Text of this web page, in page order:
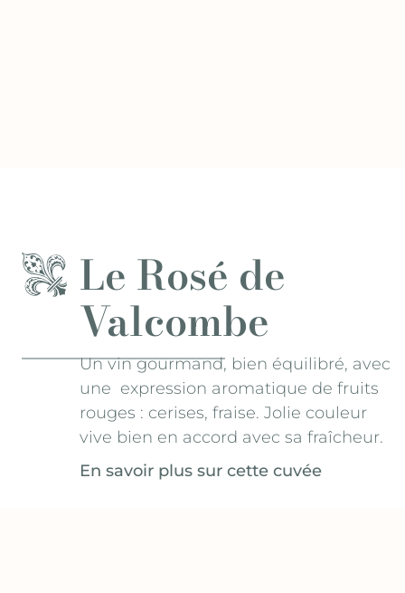
Le Rosé de
Valcombe
Un vin gourmand, bien équilibré, avec
une expression aromatique de fruits
rouges : cerises, fraise. Jolie couleur
vive bien en accord avec sa fraîcheur.
En savoir plus sur cette cuvée